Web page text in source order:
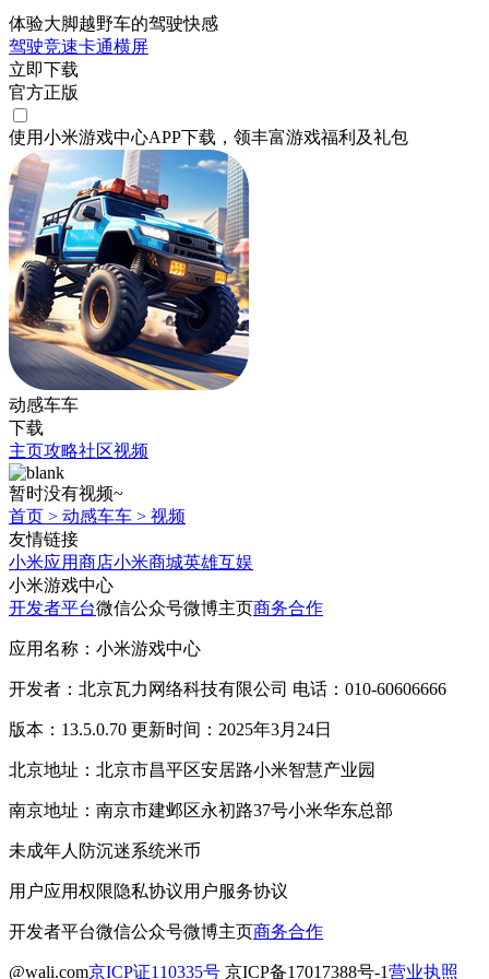
体验大脚越野车的驾驶快感
驾驶竞速卡通横屏
立即下载
官方正版
使用小米游戏中心APP下载 ，领丰富游戏福利 及礼包
动感车车
下载
主页攻略社区视频
暂时没有视频~
首页 > 动感车车 > 视频
友情链接
小米应用商店小米商城英雄互娱
小米游戏中心
开发者平台微信公众号微博主页商务合作
应用名称：小米游戏中心
开发者：北京瓦力网络科技有限公司 电话：010-60606666
版本：13.5.0.70 更新时间：2025年3月24日
北京地址：北京市昌平区安居路小米智慧产业园
南京地址：南京市建邺区永初路37号小米华东总部
未成年人防沉迷系统米币
用户应用权限隐私协议用户服务协议
开发者平台微信公众号微博主页商务合作
@wali.com京ICP证110335号 京ICP备17017388号-1营业执照